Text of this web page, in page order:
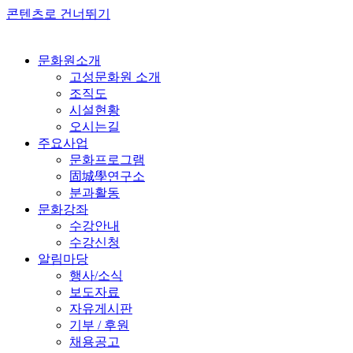
콘텐츠로 건너뛰기
문화원소개
고성문화원 소개
조직도
시설현황
오시는길
주요사업
문화프로그램
固城學연구소
분과활동
문화강좌
수강안내
수강신청
알림마당
행사/소식
보도자료
자유게시판
기부 / 후원
채용공고